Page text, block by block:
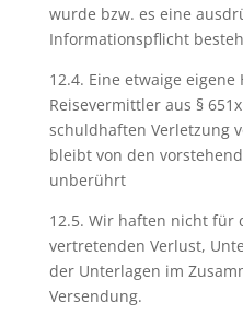
wurde bzw. es eine
Informationspflicht
12.4. Eine etwaige
Reisevermittler aus §
schuldhaften Verletzung
bleibt von den
unberührt
12.5. Wir haften nicht für
vertretenden Verlust,
der Unterlagen im
Versendung.